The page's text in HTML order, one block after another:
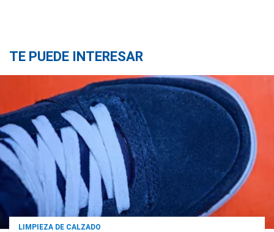
TE PUEDE INTERESAR
LIMPIEZA DE CALZADO